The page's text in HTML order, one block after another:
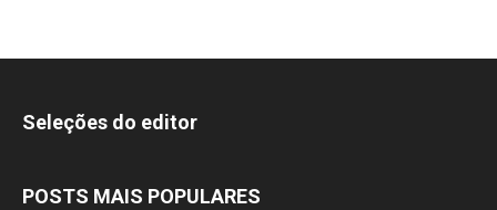
Seleções do editor
POSTS MAIS POPULARES